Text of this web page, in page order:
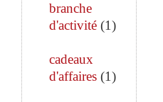
branche
d'activité (1)
cadeaux
d'affaires (1)